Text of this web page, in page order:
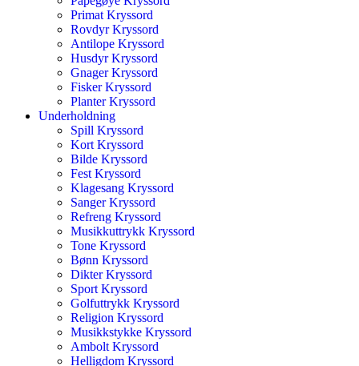
Primat Kryssord
Rovdyr Kryssord
Antilope Kryssord
Husdyr Kryssord
Gnager Kryssord
Fisker Kryssord
Planter Kryssord
Underholdning
Spill Kryssord
Kort Kryssord
Bilde Kryssord
Fest Kryssord
Klagesang Kryssord
Sanger Kryssord
Refreng Kryssord
Musikkuttrykk Kryssord
Tone Kryssord
Bønn Kryssord
Dikter Kryssord
Sport Kryssord
Golfuttrykk Kryssord
Religion Kryssord
Musikkstykke Kryssord
Ambolt Kryssord
Helligdom Kryssord